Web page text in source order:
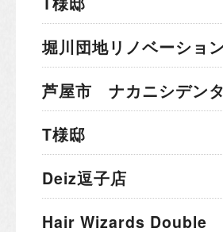
堀川団地リノベーション
芦屋市 ナカニシデン
T様邸
Deiz逗子店
Hair Wizards Double